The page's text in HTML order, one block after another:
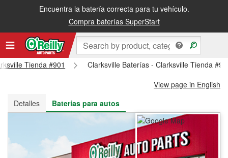
Encuentra la batería correcta para tu vehículo.
Compra baterías SuperStart
Recibe tu orden gratis al día siguiente o recógela en la tienda
Tienda #901
Clarksville Baterías - Clarksville Tienda
View page in English
Detalles
Baterías para autos